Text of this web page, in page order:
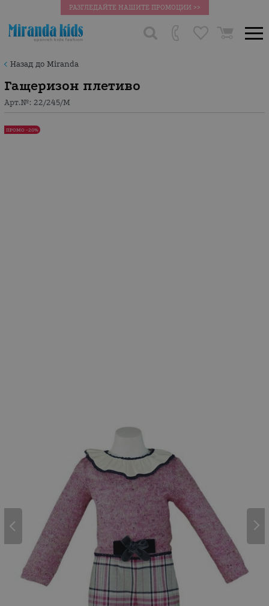
РАЗГЛЕДАЙТЕ НАШИТЕ ПРОМОЦИИ >>
Назад до Miranda
Гащеризон плетиво
Арт.№: 22/245/М
ПРОМО -20%